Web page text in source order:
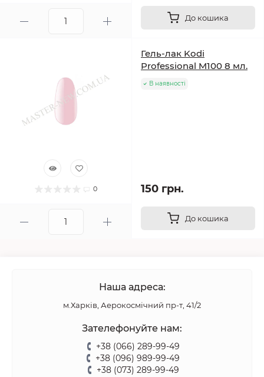
До кошика
0
Гель-лак Kodi
Professional M100 8 мл.
В наявності
150 грн.
До кошика
Наша адреса:
м.Харків, Аерокосмічний пр-т, 41/2
Зателефонуйте нам:
+38 (066) 289-99-49
+38 (096) 989-99-49
+38 (073) 289-99-49